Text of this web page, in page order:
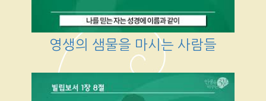
영생의 샘물을 마시는 사람들